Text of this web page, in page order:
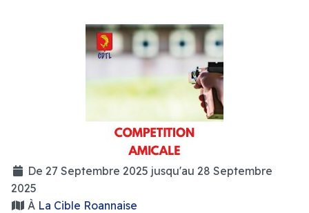
De 27 Septembre 2025 jusqu'au 28 Septembre
2025
À La Cible Roannaise